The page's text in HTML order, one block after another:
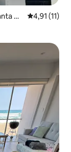
M
Průměrné
4,91 (11)